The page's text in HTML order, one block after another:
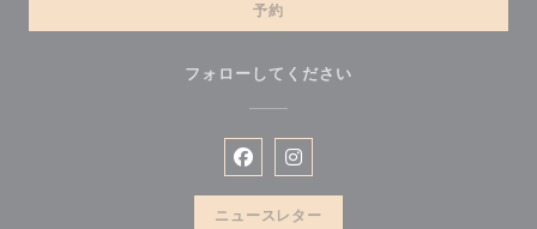
予約
フォローしてください
Facebook ((新しいウィンドウで開
Instagram ((新しいウィンド
ニュースレター